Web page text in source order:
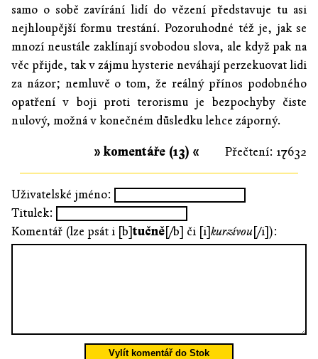
samo o sobě zavírání lidí do vězení představuje tu asi
nejhloupější formu trestání. Pozoruhodné též je, jak se
mnozí neustále zaklínají svobodou slova, ale když pak na
věc přijde, tak v zájmu hysterie neváhají perzekuovat lidi
za názor; nemluvě o tom, že reálný přínos podobného
opatření v boji proti terorismu je bezpochyby čiste
nulový, možná v konečném důsledku lehce záporný.
Přečtení: 17632
» komentáře (13) «
Uživatelské jméno:
Titulek:
Komentář (lze psát i [b]tučně[/b] či [i]kurzívou[/i]):
Vylít komentář do Stok